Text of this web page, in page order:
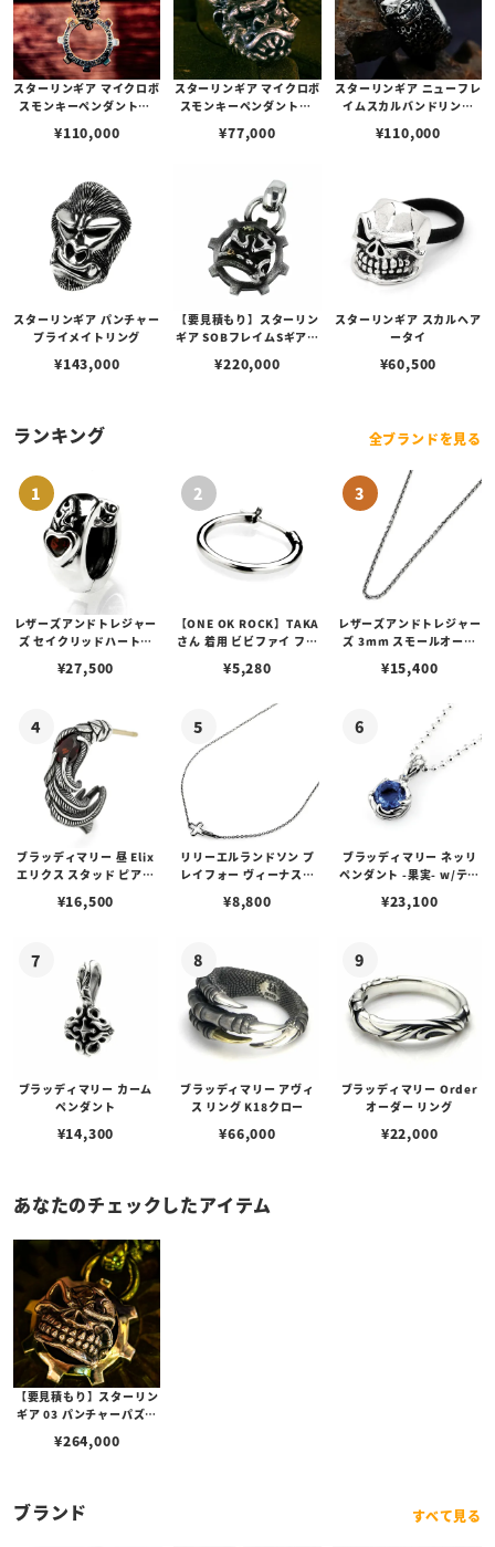
スターリンギア マイクロボ
スモンキーペンダントw/
シガー/スカー
¥110,000
スターリンギア マイクロボ
スモンキーペンダントw/
¥77,000
スターリンギア ニューフレ
イムスカルバンドリング
¥110,000
スターリンギア パンチャー
プライメイトリング
¥143,000
【要見積もり】スターリン
ギア SOBフレイムSギアロ
w/ハンドテクスチャー/コ
¥220,000
スターリンギア スカルヘア
ータイ
¥60,500
ランキング 全ブランドを見る
レザーズアンドトレジャー
ズ セイクリッドハートピ
¥27,500
【ONE OK ROCK】TAKA
さん 着用 ビビファイ フー
¥5,280
レザーズアンドトレジャー
ズ 3mm スモールオーバ
ブスタークラスプ＆LTロ
¥15,400
ブラッディマリー 昼 Elix
エリクス スタッド ピアス
¥16,500
リリーエルランドソン プ
レイフォー ヴィーナスチ
¥8,800
ブラッディマリー ネッリ
ペンダント -果実- w/ティ
¥23,100
ブラッディマリー カーム
ペンダント
¥14,300
ブラッディマリー アヴィ
ス リング K18クロー
¥66,000
ブラッディマリー Order
オーダー リング
¥22,000
あなたのチェックしたアイテム
【要見積もり】スターリン
ギア 03 パンチャーパズル
スペンダント w/1ポイント
¥264,000
ブランド すべて見る